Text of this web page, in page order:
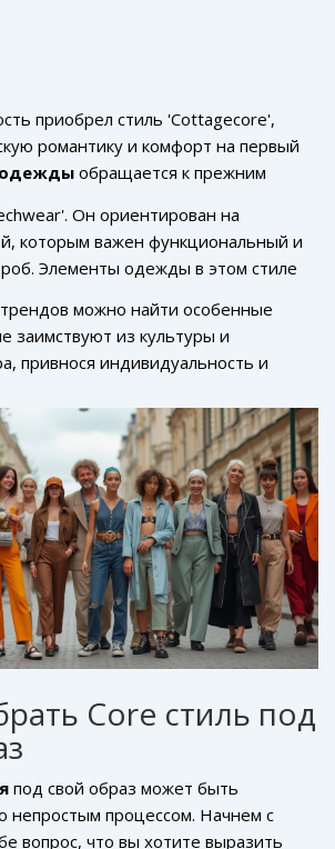
приобрел стиль 'Cottagecore',
романтику и комфорт на первый
одеждыобращается к прежним
кардиганы и аккуратные шляпы стали
к природе и умиротворения. Секрет
в том, чтобы сделать каждодневное
сказочным и безмятежным.
Он ориентирован на
которым важен функциональный и
Элементы одежды в этом стиле
необычный, технологичный
'Techwear' объясняется его
он подходит и для прогулок по
можно найти особенные
заимствуют из культуры и
привнося индивидуальность и
сочетания, отражающие ваш
мода — это не только про
открывающее сердце
Core стиль под
под свой образ может быть
непростым процессом. Начнем с
вопрос, что вы хотите выразить